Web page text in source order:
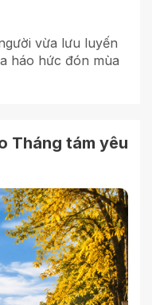
vừa lưu luyến
háo hức đón mùa
Tháng tám yêu